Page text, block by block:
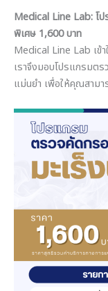
Medical Line Lab: โป
พิเศษ 1,600 บาท
Medical Line Lab เข้
เราจึงมอบโปรแกรมต
แม่นยำ เพื่อให้คุณสามา